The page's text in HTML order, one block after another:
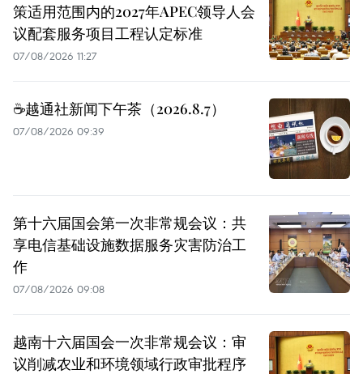
策适用范围内的2027年APEC领导人会
议配套服务项目工程认定标准
07/08/2026 11:27
☕️越通社新闻下午茶（2026.8.7）
07/08/2026 09:39
第十六届国会第一次非常规会议：共
享电信基础设施数据服务灾害防治工
作
07/08/2026 09:08
越南十六届国会一次非常规会议：审
议削减农业和环境领域行政审批程序